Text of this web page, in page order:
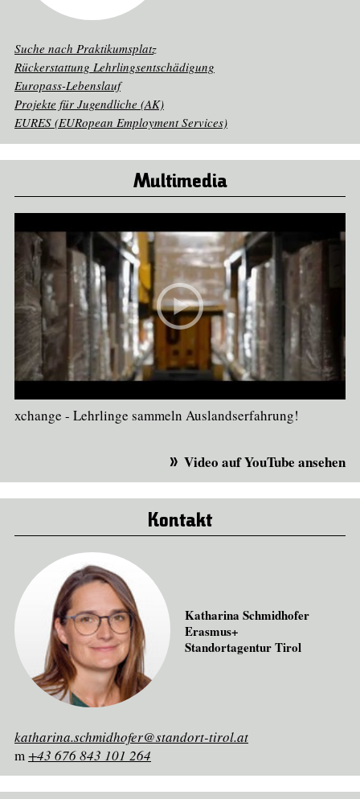
Suche nach Praktikumsplatz
Rückerstattung Lehrlingsentschädigung
Europass-Lebenslauf
Projekte für Jugendliche (AK)
EURES (EURopean Employment Services)
Multimedia
xchange - Lehrlinge sammeln Auslandserfahrung!
Video auf YouTube ansehen
Kontakt
Katharina Schmidhofer
Erasmus+
Standortagentur Tirol
katharina.schmidhofer@standort-tirol.at
m+43 676 843 101 264